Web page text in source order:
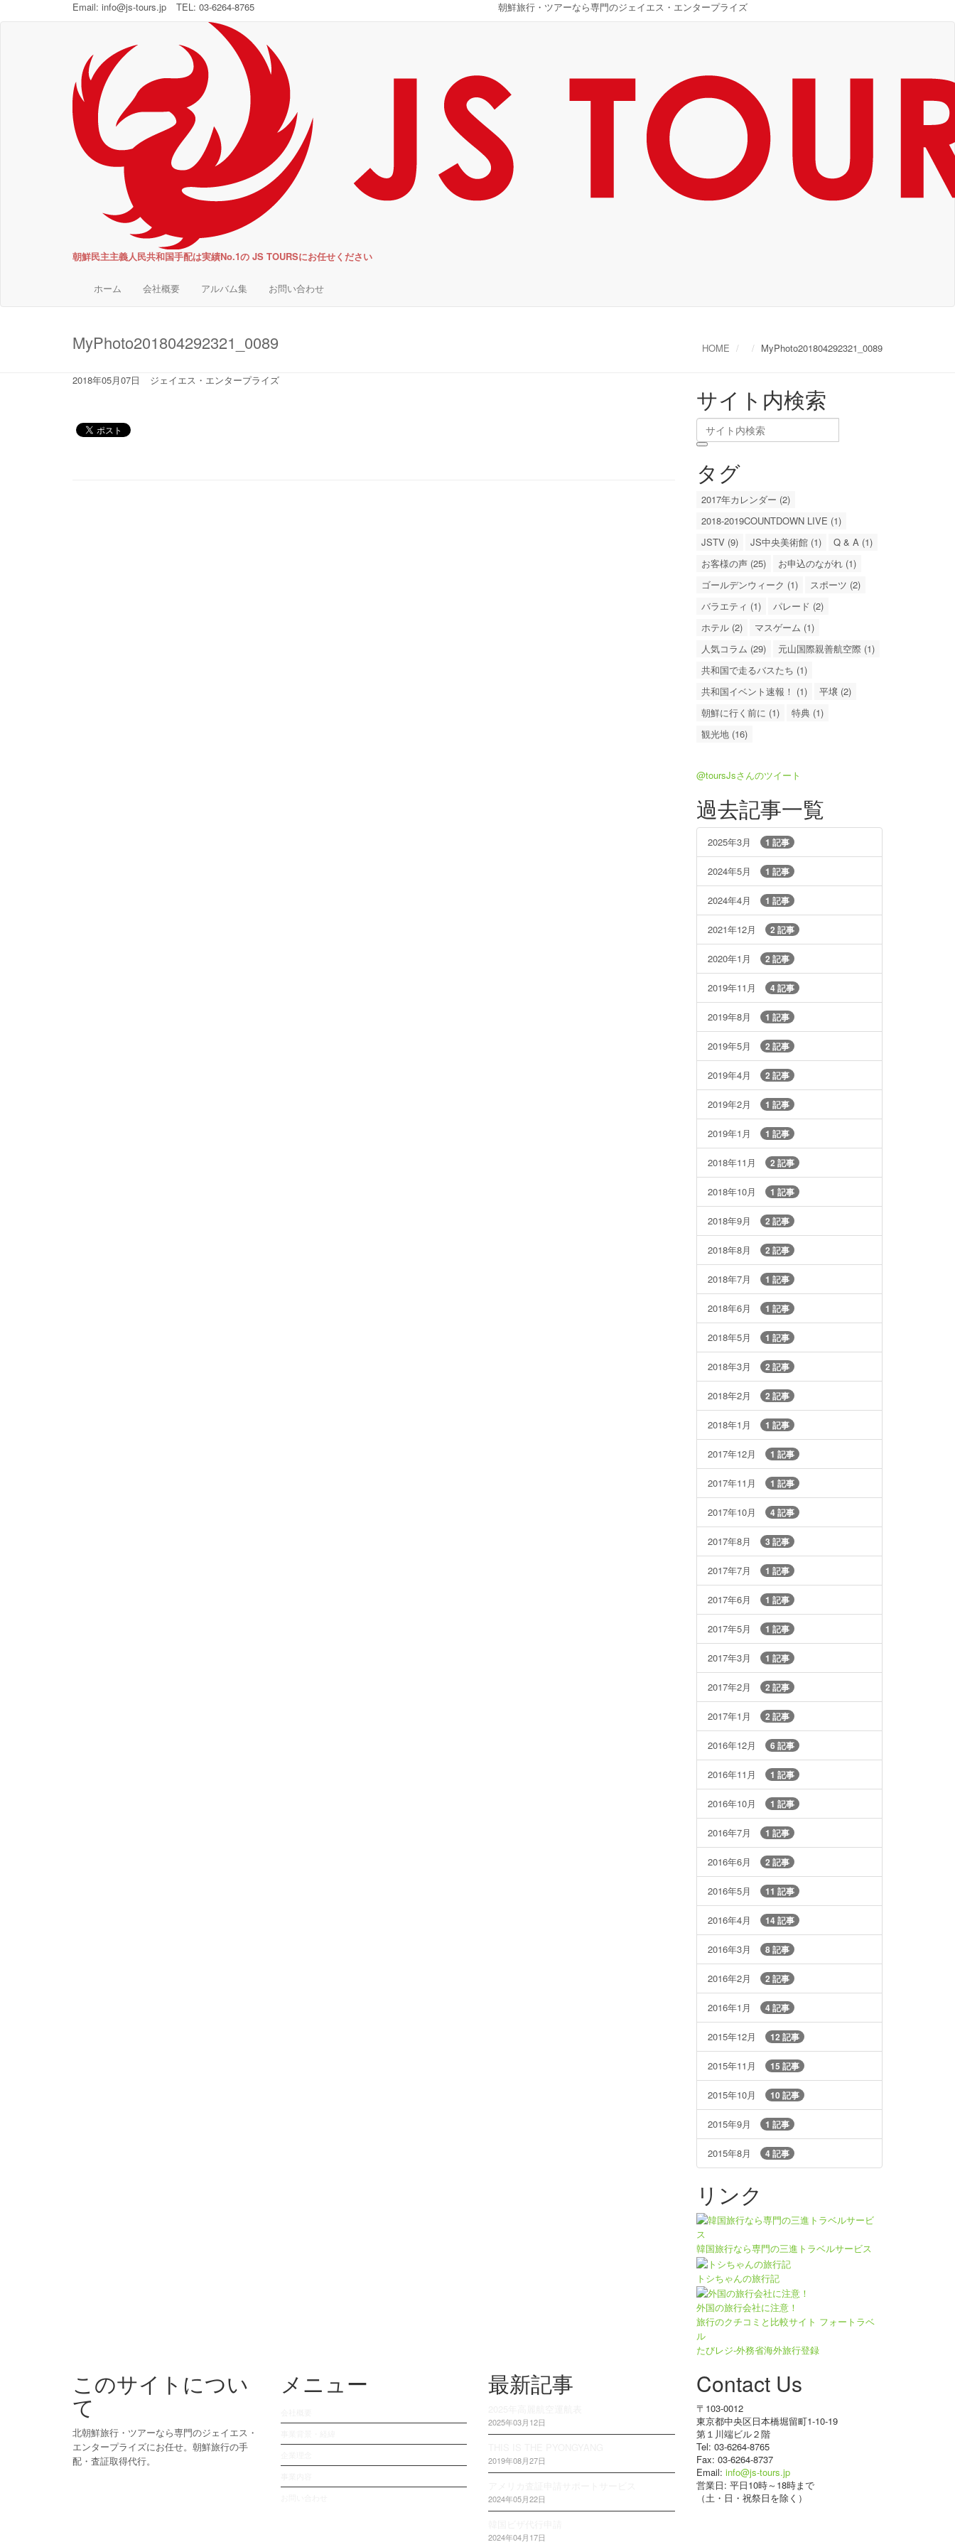
Email: info@js-tours.jp TEL: 03-6264-8765 朝鮮旅行・ツアーなら専門のジェイエス・エンタープライズ
朝鮮民主主義人民共和国手配は実績No.1の JS TOURSにお任せください
ホーム 会社概要 アルバム集 お問い合わせ
MyPhoto201804292321_0089 HOME MyPhoto201804292321_0089
2018年05月07日 ジェイエス・エンタープライズ
サイト内検索
タグ
2017年カレンダー (2)
2018-2019COUNTDOWN LIVE (1)
JSTV (9)
JS中央美術館 (1)
Q & A (1)
お客様の声 (25)
お申込のながれ (1)
ゴールデンウィーク (1)
スポーツ (2)
バラエティ (1)
パレード (2)
ホテル (2)
マスゲーム (1)
人気コラム (29)
元山国際親善航空際 (1)
共和国で走るバスたち (1)
共和国イベント速報！ (1)
平壌 (2)
朝鮮に行く前に (1)
特典 (1)
観光地 (16)
@toursJsさんのツイート
過去記事一覧
2025年3月 1 記事
2024年5月 1 記事
2024年4月 1 記事
2021年12月 2 記事
2020年1月 2 記事
2019年11月 4 記事
2019年8月 1 記事
2019年5月 2 記事
2019年4月 2 記事
2019年2月 1 記事
2019年1月 1 記事
2018年11月 2 記事
2018年10月 1 記事
2018年9月 2 記事
2018年8月 2 記事
2018年7月 1 記事
2018年6月 1 記事
2018年5月 1 記事
2018年3月 2 記事
2018年2月 2 記事
2018年1月 1 記事
2017年12月 1 記事
2017年11月 1 記事
2017年10月 4 記事
2017年8月 3 記事
2017年7月 1 記事
2017年6月 1 記事
2017年5月 1 記事
2017年3月 1 記事
2017年2月 2 記事
2017年1月 2 記事
2016年12月 6 記事
2016年11月 1 記事
2016年10月 1 記事
2016年7月 1 記事
2016年6月 2 記事
2016年5月 11 記事
2016年4月 14 記事
2016年3月 8 記事
2016年2月 2 記事
2016年1月 4 記事
2015年12月 12 記事
2015年11月 15 記事
2015年10月 10 記事
2015年9月 1 記事
2015年8月 4 記事
リンク
韓国旅行なら専門の三進トラベルサービス
トシちゃんの旅行記
外国の旅行会社に注意！
旅行のクチコミと比較サイト フォートラベ
ル
たびレジ-外務省海外旅行登録
このサイトについ
て
北朝鮮旅行・ツアーなら専門のジェイエス・
エンタープライズにお任せ。朝鮮旅行の手
配・査証取得代行。
メニュー 最新記事
2025年03月12日
2019年08月27日
2024年05月22日
2024年04月17日
Contact Us
〒103-0012
東京都中央区日本橋堀留町1-10-19
第１川端ビル２階
Tel: 03-6264-8765
Fax: 03-6264-8737
Email: info@js-tours.jp
営業日: 平日10時～18時まで
（土・日・祝祭日を除く）